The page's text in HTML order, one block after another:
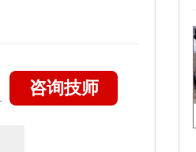
咨询技师